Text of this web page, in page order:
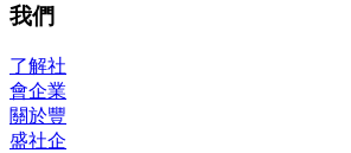
我們
了解社
會企業
關於豐
盛社企